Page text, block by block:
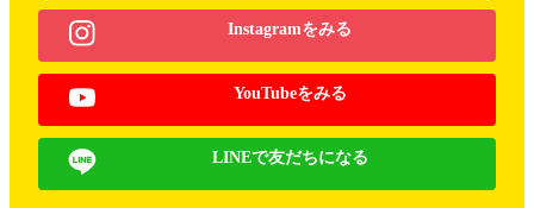
Instagramをみる
YouTubeをみる
LINEで友だちになる